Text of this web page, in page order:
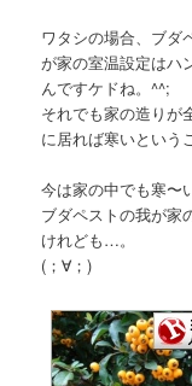
ワタシの場合、ブダ
が家の室温設定はハ
んですケドね。^^;
それでも家の造りが
に居れば寒いという
今は家の中でも寒〜
ブダペストの我が家
けれども…。
(；∀；)